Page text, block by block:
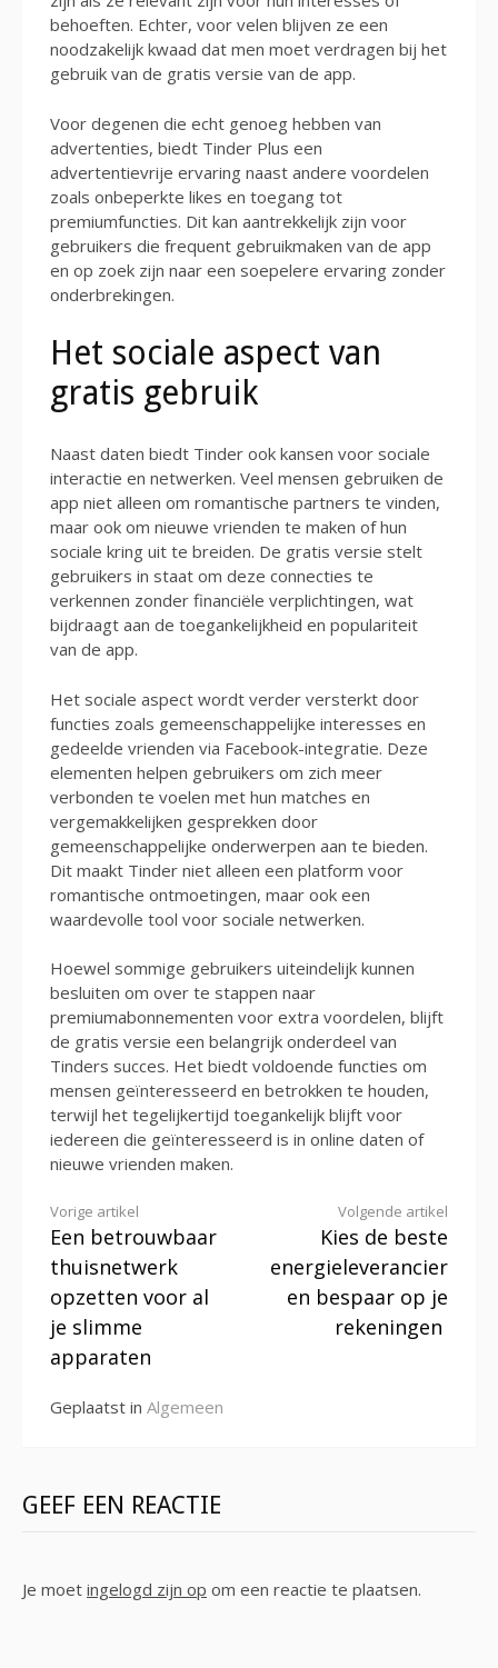
behoeften. Echter, voor velen blijven ze een
noodzakelijk kwaad dat men moet verdragen bij het
gebruik van de gratis versie van de app.
Voor degenen die echt genoeg hebben van
advertenties, biedt Tinder Plus een
advertentievrije ervaring naast andere voordelen
zoals onbeperkte likes en toegang tot
premiumfuncties. Dit kan aantrekkelijk zijn voor
gebruikers die frequent gebruikmaken van de app
en op zoek zijn naar een soepelere ervaring zonder
onderbrekingen.
Het sociale aspect van
gratis gebruik
Naast daten biedt Tinder ook kansen voor sociale
interactie en netwerken. Veel mensen gebruiken de
app niet alleen om romantische partners te vinden,
maar ook om nieuwe vrienden te maken of hun
sociale kring uit te breiden. De gratis versie stelt
gebruikers in staat om deze connecties te
verkennen zonder financiële verplichtingen, wat
bijdraagt aan de toegankelijkheid en populariteit
van de app.
Het sociale aspect wordt verder versterkt door
functies zoals gemeenschappelijke interesses en
gedeelde vrienden via Facebook-integratie. Deze
elementen helpen gebruikers om zich meer
verbonden te voelen met hun matches en
vergemakkelijken gesprekken door
gemeenschappelijke onderwerpen aan te bieden.
Dit maakt Tinder niet alleen een platform voor
romantische ontmoetingen, maar ook een
waardevolle tool voor sociale netwerken.
Hoewel sommige gebruikers uiteindelijk kunnen
besluiten om over te stappen naar
premiumabonnementen voor extra voordelen, blijft
de gratis versie een belangrijk onderdeel van
Tinders succes. Het biedt voldoende functies om
mensen geïnteresseerd en betrokken te houden,
terwijl het tegelijkertijd toegankelijk blijft voor
iedereen die geïnteresseerd is in online daten of
nieuwe vrienden maken.
Verder
lezen
Vorige artikel
Een betrouwbaar
thuisnetwerk
opzetten voor al
je slimme
apparaten
Volgende artikel
Kies de beste
energieleverancier
en bespaar op je
rekeningen
Geplaatst in Algemeen
GEEF EEN REACTIE
Je moet ingelogd zijn op om een reactie te plaatsen.